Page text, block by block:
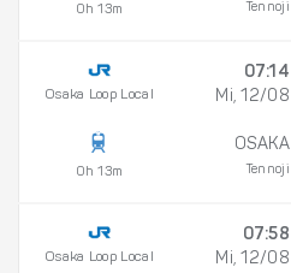
0h 13m Tennoji
Osaka Loop Local
0h 13m
07:14
Mi, 12/08
OSAKA
Tennoji
Osaka Loop Local
07:58
Mi, 12/08